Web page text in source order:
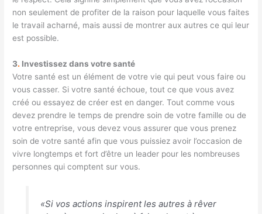
non seulement de profiter de la raison pour laquelle vous faites
le travail acharné, mais aussi de montrer aux autres ce qui leur
est possible.
3. Investissez dans votre santé
Votre santé est un élément de votre vie qui peut vous faire ou
vous casser. Si votre santé échoue, tout ce que vous avez
créé ou essayez de créer est en danger. Tout comme vous
devez prendre le temps de prendre soin de votre famille ou de
votre entreprise, vous devez vous assurer que vous prenez
soin de votre santé afin que vous puissiez avoir l’occasion de
vivre longtemps et fort d’être un leader pour les nombreuses
personnes qui comptent sur vous.
«Si vos actions inspirent les autres à rêver